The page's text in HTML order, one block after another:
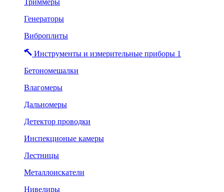
Триммеры
Генераторы
Виброплиты
Инструменты и измерительные приборы 1
Бетономешалки
Влагомеры
Дальномеры
Детектор проводки
Инспекционые камеры
Лестницы
Металлоискатели
Нивелиры